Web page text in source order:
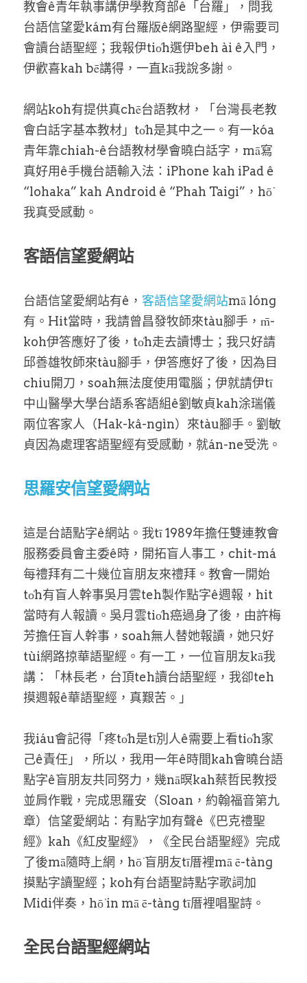
教會ê青年執事講伊學教育部ê「台羅」，問我
台語信望愛kám有台羅版ê網路聖經，伊需要司
會讀台語聖經；我報伊tio̍h選伊beh ài ê入門，
伊歡喜kah bē講得，一直kā我說多謝。
網站koh有提供真chē台語教材，「台灣長老教
會白話字基本教材」to̍h是其中之一。有一kóa
青年靠chiah-ê台語教材學會曉白話字，mā寫
真好用ê手機台語輸入法：iPhone kah iPad ê
“lohaka” kah Android ê “Phah Taigi”，hō͘
我真受感動。
客語信望愛網站
台語信望愛網站有ê， 客語信望愛網站mā lóng
有。Hit當時，我請曾昌發牧師來tàu腳手，m̄-
koh伊答應好了後，to̍h走去讀博士；我只好請
邱善雄牧師來tàu腳手，伊答應好了後，因為目
chiu開刀，soah無法度使用電腦；伊就請伊tī
中山醫學大學台語系客語組ê劉敏貞kah涂瑞儀
兩位客家人（Hak-kâ-ngìn）來tàu腳手。劉敏
貞因為處理客語聖經有受感動，就án-ne受洗。
思羅安信望愛網站
這是台語點字ê網站。我tī 1989年擔任雙連教會
服務委員會主委ê時，開拓盲人事工，chit-má
每禮拜有二十幾位盲朋友來禮拜。教會一開始
to̍h有盲人幹事吳月雲teh製作點字ê週報，hit
當時有人報讀。吳月雲tio̍h癌過身了後，由許梅
芳擔任盲人幹事，soah無人替她報讀，她只好
tùi網路掠華語聖經。有一工，一位盲朋友kā我
講：「林長老，台頂teh讀台語聖經，我卻teh
摸週報ê華語聖經，真艱苦。」
我iáu會記得「疼to̍h是tī別人ê需要上看tio̍h家
己ê責任」，所以，我用一年ê時間kah會曉台語
點字ê盲朋友共同努力，幾nā暝kah蔡哲民教授
並肩作戰，完成思羅安（Sloan，約翰福音第九
章）信望愛網站：有點字加有聲ê《巴克禮聖
經》kah《紅皮聖經》，《全民台語聖經》完成
了後mā隨時上網，hō͘ 盲朋友tī厝裡mā ē-tàng
摸點字讀聖經；koh有台語聖詩點字歌詞加
Midi伴奏，hō͘ in mā ē-tàng tī厝裡唱聖詩。
全民台語聖經網站